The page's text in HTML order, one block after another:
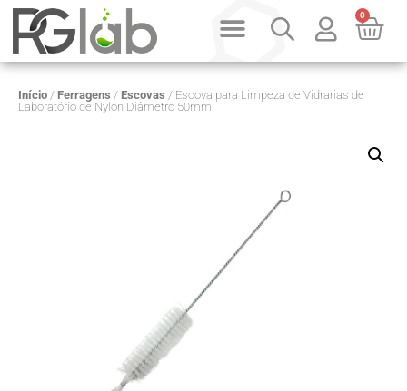
0
Início / Ferragens / Escovas / Escova para Limpeza de Vidrarias de
Laboratório de Nylon Diâmetro 50mm